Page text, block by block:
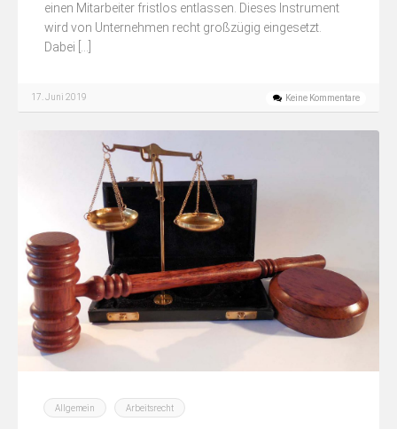
einen Mitarbeiter fristlos entlassen. Dieses Instrument
wird von Unternehmen recht großzügig eingesetzt.
Dabei […]
17. Juni 2019 Keine Kommentare
Allgemein Arbeitsrecht